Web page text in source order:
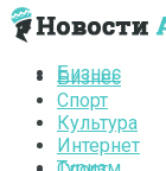
Бизнес
Бизнес
Спорт
Культура
Интернет